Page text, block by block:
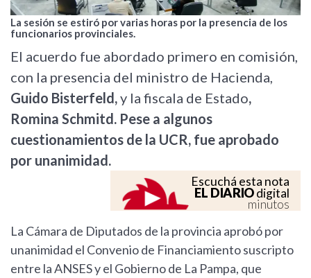
La sesión se estiró por varias horas por la presencia de los
funcionarios provinciales.
El acuerdo fue abordado primero en comisión,
con la presencia del ministro de Hacienda,
Guido Bisterfeld,y la fiscala de Estado,
Romina Schmitd. Pese a algunos
cuestionamientos de la UCR, fue aprobado
por unanimidad.
Escuchá esta nota
EL DIARIOdigital
minutos
La Cámara de Diputados de la provincia aprobó por
unanimidad el Convenio de Financiamiento suscripto
entre la ANSES y el Gobierno de La Pampa, que